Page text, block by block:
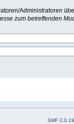
Administratoren
zum betreffenden
SMF 2.0.19